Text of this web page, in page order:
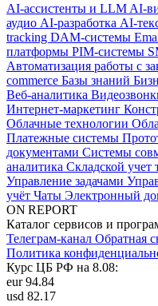
AI-ассистенты и LLM AI-
аудио AI-разработка AI-
tracking DAM-системы
платформы PIM-системы
Автоматизация работы с
commerce Базы знаний
Веб-аналитика
Интернет-маркетинг
Облачные технологии
Платежные системы
документами Системы
аналитика Складской учет
Управление задачами
учёт Чаты Электронный
ON REPORT
Каталог сервисов и
Телеграм-канал Обратная
Политика
Курс ЦБ РФ на 8.08:
eur94.84
usd 82.17